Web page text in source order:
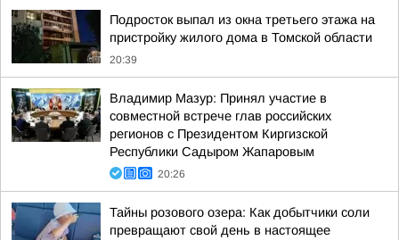
Подросток выпал из окна третьего этажа на
пристройку жилого дома в Томской области
20:39
Владимир Мазур: Принял участие в
совместной встрече глав российских
регионов с Президентом Киргизской
Республики Садыром Жапаровым
20:26
Тайны розового озера: Как добытчики соли
превращают свой день в настоящее